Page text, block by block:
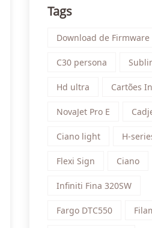
Tags
Download de Firmware
C30 persona
Hd ultra Cartões
NovaJet Pro E
Ciano light H-
Flexi Sign Ciano
Infiniti Fina 320SW
Fargo DTC550